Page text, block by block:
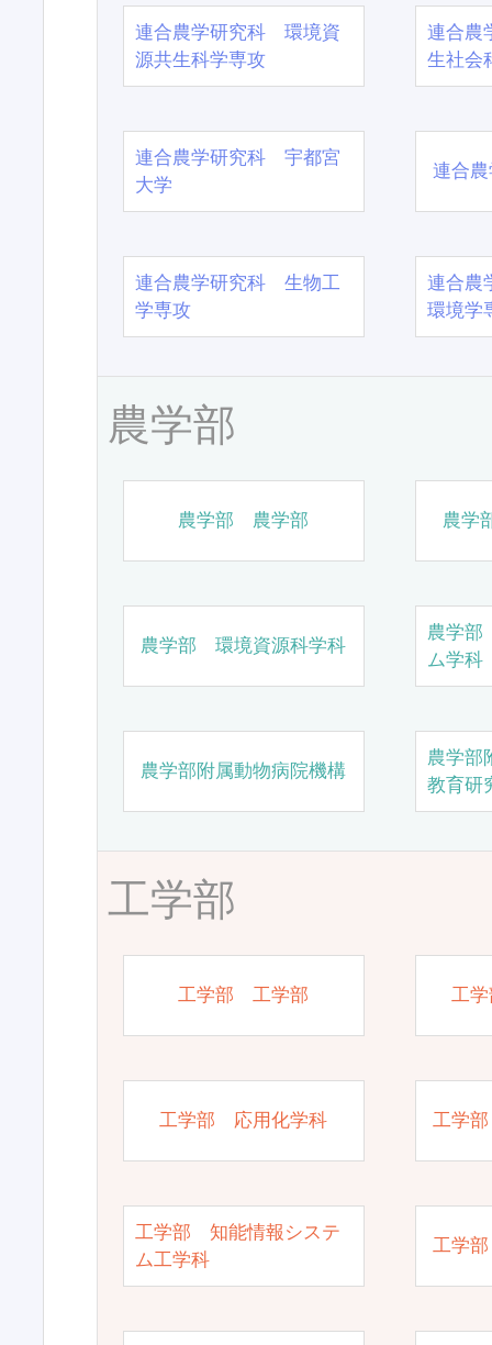
連合農学研究科 環境資
源共生科学専攻
連合農
生社会
連合農学研究科 宇都宮
大学
連合
連合農学研究科 生物工
学専攻
連合農
環境学
農学部
農学部 農学部 農学
農学部 環境資源科学科
農学
ム学科
農学部附属動物病院機構
農学部
教育研
工学部
工学部 工学部 工
工学部 応用化学科 工学
工学部 知能情報システ
ム工学科
工学